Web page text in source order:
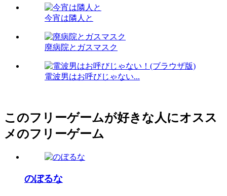
今宵は隣人と
廃病院とガスマスク
電波男はお呼びじゃない...
このフリーゲームが好きな人にオスス
メのフリーゲーム
のぼるな